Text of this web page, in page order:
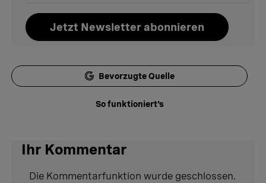
Jetzt Newsletter abonnieren
Bevorzugte Quelle
So funktioniert's
Ihr Kommentar
Die Kommentarfunktion wurde geschlossen.